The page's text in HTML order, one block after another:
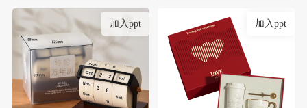
加入ppt 加入ppt